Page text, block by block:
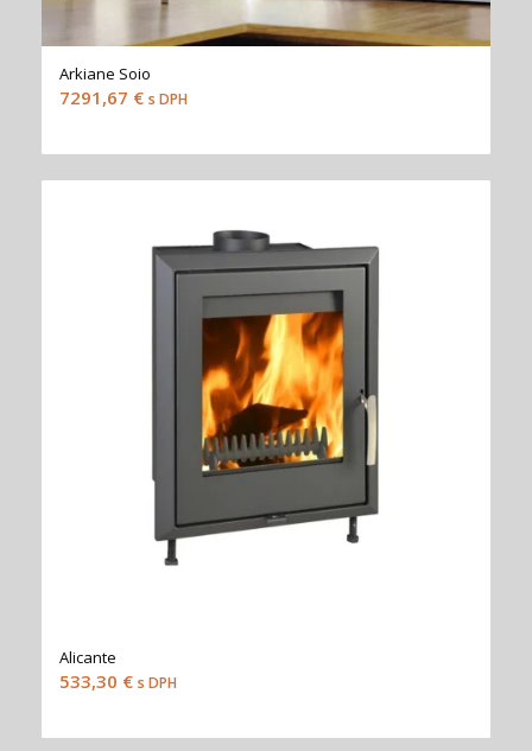
Arkiane Soio
7291,67 € s DPH
Alicante
533,30 € s DPH